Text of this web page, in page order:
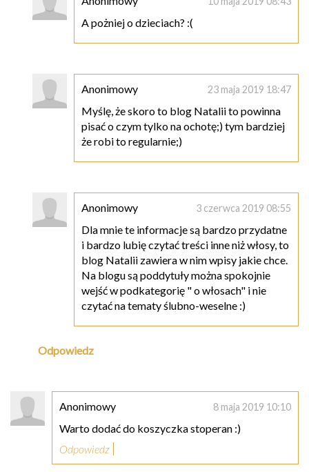
A pożniej o dzieciach? :(
Anonimowy 23 maja 2019 18:47
Myślę, że skoro to blog Natalii to powinna
pisać o czym tylko na ochotę;) tym bardziej
że robi to regularnie;)
Anonimowy 3 czerwca 2019 08:55
Dla mnie te informacje są bardzo przydatne
i bardzo lubię czytać treści inne niż włosy, to
blog Natalii zawiera w nim wpisy jakie chce.
Na blogu są poddytuły można spokojnie
wejść w podkategorię " o włosach" i nie
czytać na tematy ślubno-weselne :)
Odpowiedz
Anonimowy 8 maja 2019 10:10
Warto dodać do koszyczka stoperan :)
Odpowiedz